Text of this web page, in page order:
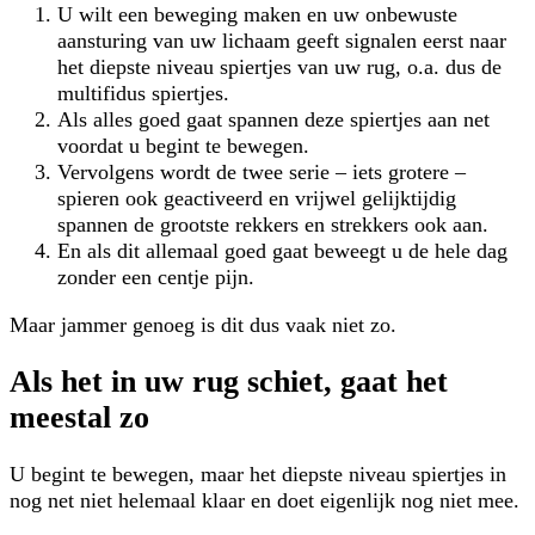
U wilt een beweging maken en uw onbewuste
aansturing van uw lichaam geeft signalen eerst naar
het diepste niveau spiertjes van uw rug, o.a. dus de
multifidus spiertjes.
Als alles goed gaat spannen deze spiertjes aan net
voordat u begint te bewegen.
Vervolgens wordt de twee serie – iets grotere –
spieren ook geactiveerd en vrijwel gelijktijdig
spannen de grootste rekkers en strekkers ook aan.
En als dit allemaal goed gaat beweegt u de hele dag
zonder een centje pijn.
Maar jammer genoeg is dit dus vaak niet zo.
Als het in uw rug schiet, gaat het
meestal zo
U begint te bewegen, maar het diepste niveau spiertjes in
nog net niet helemaal klaar en doet eigenlijk nog niet mee.